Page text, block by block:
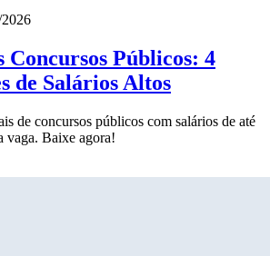
Públicos: 4
de Salários Altos
de concursos públicos com salários de até
vaga. Baixe agora!